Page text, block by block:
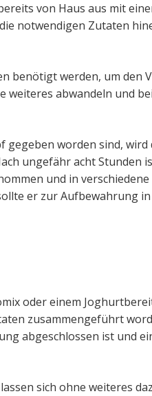
von Haus aus mit
notwendigen Zutaten
benötigt werden, um den
weiteres abwandeln und
worden sind, wird
ungefähr acht Stunden
und in
er zur Aufbewahrung
oder einem
zusammengeführt
abgeschlossen ist und
sich ohne weiteres